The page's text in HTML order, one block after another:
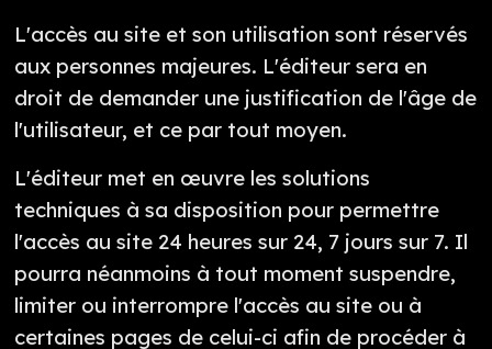
L'accès au site et son utilisation sont réservés
aux personnes majeures. L'éditeur sera en
droit de demander une justification de l'âge de
l'utilisateur, et ce par tout moyen.
L'éditeur met en œuvre les solutions
techniques à sa disposition pour permettre
l'accès au site 24 heures sur 24, 7 jours sur 7. Il
pourra néanmoins à tout moment suspendre,
limiter ou interrompre l'accès au site ou à
certaines pages de celui-ci afin de procéder à